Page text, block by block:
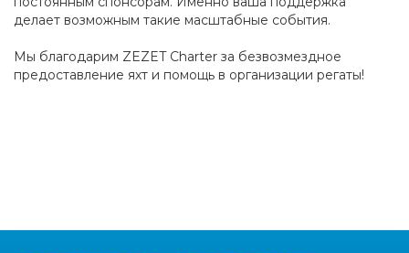
делает возможным такие масштабные события.
Мы благодарим ZEZET Charter за безвозмездное
предоставление яхт и помощь в организации регаты!